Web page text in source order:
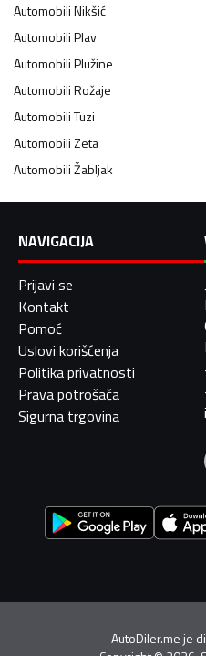
AutomobiliNikšić
AutomobiliPlav
AutomobiliPlužine
AutomobiliRožaje
AutomobiliTuzi
AutomobiliZeta
AutomobiliŽabljak
NAVIGACIJA
Prijavi se
Kontakt
Pomoć
Uslovi korišćenja
Politika privatnosti
Prava potrošača
Sigurna trgovina
AutoDiler.me je